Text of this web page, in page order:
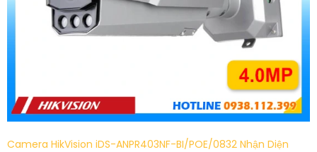
Camera HikVision iDS-ANPR403NF-BI/POE/0832 Nhận Diện